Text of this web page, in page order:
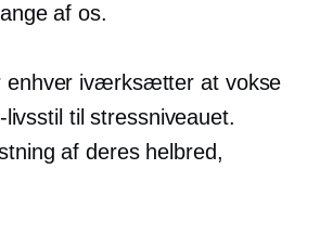
af os.
enhver iværksætter at vokse
til stressniveauet.
af deres helbred,